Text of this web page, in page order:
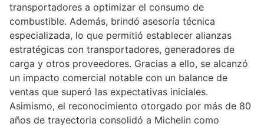
transportadores a optimizar el consumo de
combustible. Además, brindó asesoría técnica
especializada, lo que permitió establecer alianzas
estratégicas con transportadores, generadores de
carga y otros proveedores. Gracias a ello, se alcanzó
un impacto comercial notable con un balance de
ventas que superó las expectativas iniciales.
Asimismo, el reconocimiento otorgado por más de 80
años de trayectoria consolidó a Michelin como